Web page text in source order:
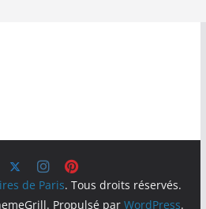
de Paris. Tous droits réservés.
Propulsé parWordPress.